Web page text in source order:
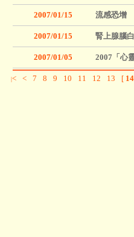
2007/01/15 流感恐增
2007/01/15 腎上腺腦
2007/01/05 2007「心
|< < 7 8 9 10 11 12 13 [ 14